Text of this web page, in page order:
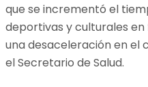
que se incrementó el
deportivas y culturales
una desaceleración en el
el Secretario de Salud.